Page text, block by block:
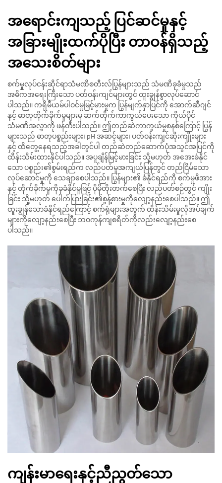
အရောင်းကျသည့် ပြင်ဆင်မှုနှင့်
အခြားမျိုးထက်ပိုပြီး တာဝန်ရှိသည့်
အသေးစိတ်များ
စက်မှုလုပ်ငန်းဆိုင်ရာသံမဏိစတီးလ်ပြွန်များသည် သံမဏိခုခံမှုသည်
အဓိကအရေးကြီးသော ပတ်ဝန်းကျင်များတွင် ထူးချွန်စွာလုပ်ဆောင်
ပါသည်။ ကရိုမီယမ်ပါဝင်မှုမြင့်မားမှုက ပြွန်မျက်နှာပြင်ကို အောက်ဆီဂျင်
နှင့် ဓာတုတိုက်ခိုက်မှုများမှ ဆက်တိုက်ကာကွယ်ပေးသော ကိုယ်ပိုင်
သံမဏိအလွှာကို ဖန်တီးပါသည်။ ဤတည်ဆဲကာကွယ်မှုစနစ်ကြောင့် ပြွန်
များသည် ဓာတုပစ္စည်းများ၊ pH အဆင့်များ၊ ပတ်ဝန်းကျင်ဆိုးကျိုးများ
နှင့် ထိတွေ့နေရသည့်အခါတွင်ပါ တည်ဆဲတည်ဆောက်ပုံအသွင်အပြင်ကို
ထိန်းသိမ်းထားနိုင်ပါသည်။ အပူချိန်မြင့်မားခြင်း သို့မဟုတ် အအေးခံနိုင်
သော ပစ္စည်း၏စွမ်းရည်က လည်ပတ်မှုအကျယ်ပြန်တွင် တည်ငြိမ်သော
လုပ်ဆောင်မှုကို သေချာစေပါသည်။ ပြွန်များ၏ ခံနိုင်ရည်ကို စက်မှုဖိအား
နှင့် တိုက်ခိုက်မှုကိုခုခံနိုင်မှုဖြင့် ပိုမိုတိုးတက်စေပြီး လည်ပတ်စဉ်တွင် ကျိုး
ခြင်း သို့မဟုတ် ပေါက်ပြားခြင်း၏စွန့်စားမှုကိုလျော့နည်းစေပါသည်။ ဤ
ထူးချွန်သောခံနိုင်ရည်ကြောင့် စက်ရုံများအတွက် ထိန်းသိမ်းမှုလိုအပ်ချက်
များကိုလျော့နည်းစေပြီး ဘဝကုန်ကျစရိတ်ကိုလည်းလျော့နည်းစေ
ပါသည်။
ကျန်းမာရေးနှင့်ညီညွတ်သော